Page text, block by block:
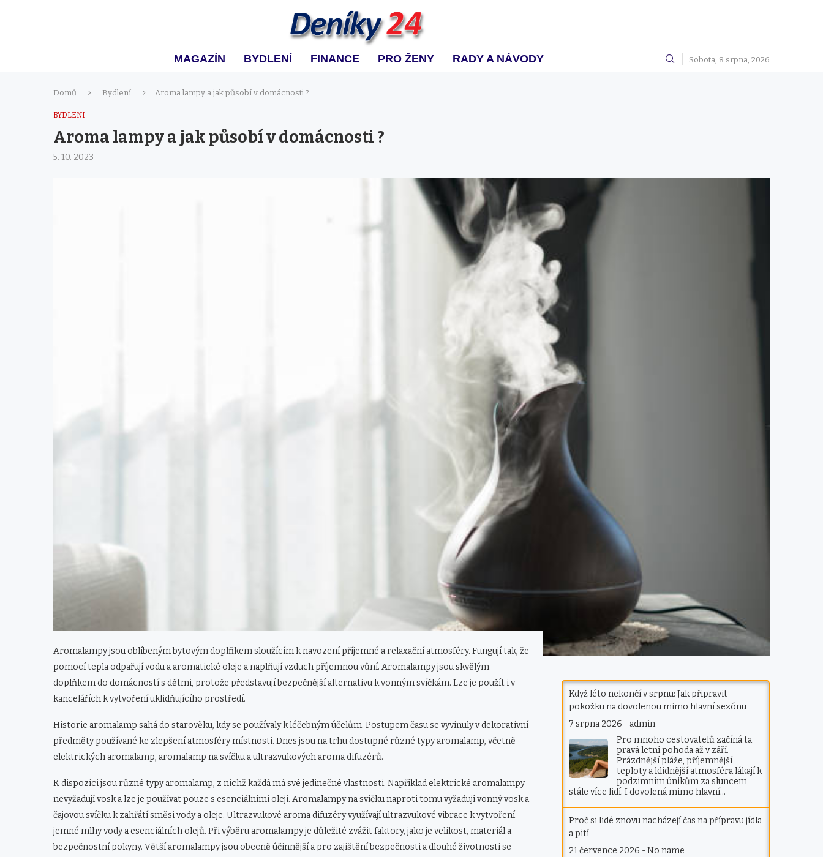
MAGAZÍN BYDLENÍ FINANCE PRO ŽENY RADY A NÁVODY Sobota, 8 srpna, 2026
Domů Bydlení Aroma lampy a jak působí v domácnosti ?
BYDLENÍ
Aroma lampy a jak působí v domácnosti ?
5. 10. 2023
Aromalampy jsou oblíbeným bytovým doplňkem sloužícím k navození příjemné a relaxační atmosféry. Fungují tak, že
pomocí tepla odpařují vodu a aromatické oleje a naplňují vzduch příjemnou vůní. Aromalampy jsou skvělým
doplňkem do domácností s dětmi, protože představují bezpečnější alternativu k vonným svíčkám. Lze je použít i v
kancelářích k vytvoření uklidňujícího prostředí.
Historie aromalamp sahá do starověku, kdy se používaly k léčebným účelům. Postupem času se vyvinuly v dekorativní
předměty používané ke zlepšení atmosféry místnosti. Dnes jsou na trhu dostupné různé typy aromalamp, včetně
elektrických aromalamp, aromalamp na svíčku a ultrazvukových aroma difuzérů.
K dispozici jsou různé typy aromalamp, z nichž každá má své jedinečné vlastnosti. Například elektrické aromalampy
nevyžadují vosk a lze je používat pouze s esenciálními oleji. Aromalampy na svíčku naproti tomu vyžadují vonný vosk a
čajovou svíčku k zahřátí směsi vody a oleje. Ultrazvukové aroma difuzéry využívají ultrazvukové vibrace k vytvoření
jemné mlhy vody a esenciálních olejů. Při výběru aromalampy je důležité zvážit faktory, jako je velikost, materiál a
bezpečnostní pokyny. Větší aromalampy jsou obecně účinnější a pro zajištění bezpečnosti a dlouhé životnosti se
Když léto nekončí v srpnu: Jak připravit
pokožku na dovolenou mimo hlavní sezónu
7 srpna 2026 - admin
Pro mnoho cestovatelů začíná ta
pravá letní pohoda až v září.
Prázdnější pláže, příjemnější
teploty a klidnější atmosféra lákají k
podzimním únikům za sluncem
stále více lidí. I dovolená mimo hlavní…
Proč si lidé znovu nacházejí čas na přípravu jídla
a pití
21 července 2026 -No name